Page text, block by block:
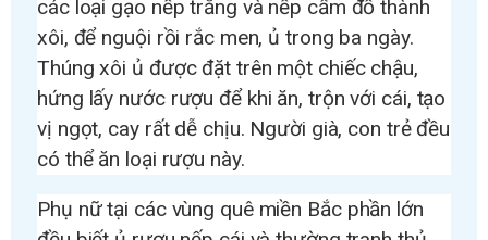
các loại gạo nếp trắng và nếp cẩm đồ thành
xôi, để nguội rồi rắc men, ủ trong ba ngày.
Thúng xôi ủ được đặt trên một chiếc chậu,
hứng lấy nước rượu để khi ăn, trộn với cái, tạo
vị ngọt, cay rất dễ chịu. Người già, con trẻ đều
có thể ăn loại rượu này.
Phụ nữ tại các vùng quê miền Bắc phần lớn